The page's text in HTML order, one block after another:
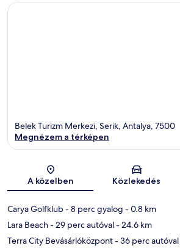
Térkép
Belek Turizm Merkezi, Serik, Antalya, 7500
Megnézem a térképen
A közelben Közlekedés
Carya Golfklub- 8 perc gyalog - 0.8 km
Lara Beach- 29 perc autóval- 24.6 km
Terra City Bevásárlóközpont- 36 perc autóval